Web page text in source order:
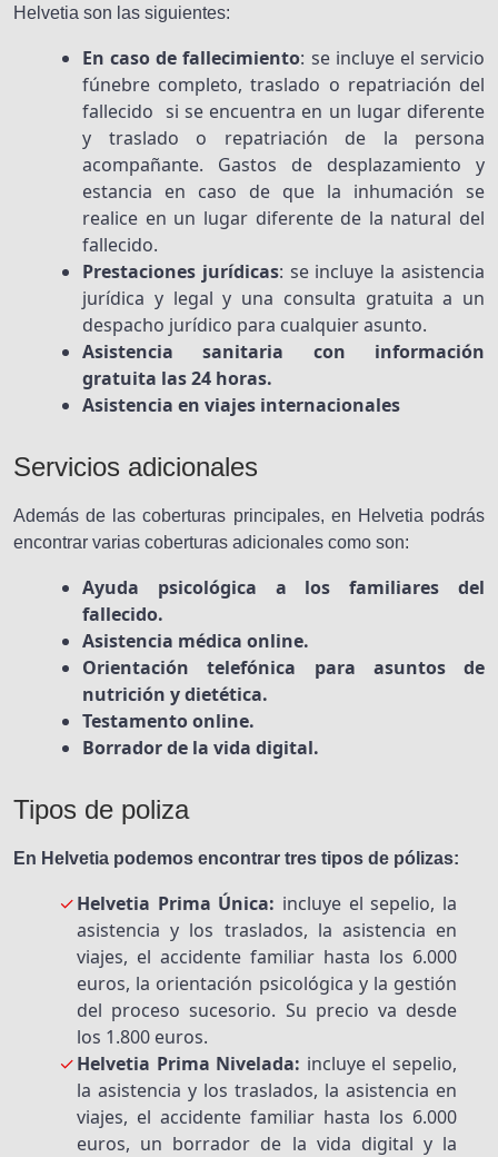
Helvetia son las siguientes:
En caso de fallecimiento: se incluye el servicio
fúnebre completo, traslado o repatriación del
fallecido si se encuentra en un lugar diferente
y traslado o repatriación de la persona
acompañante. Gastos de desplazamiento y
estancia en caso de que la inhumación se
realice en un lugar diferente de la natural del
fallecido.
Prestaciones jurídicas: se incluye la asistencia
jurídica y legal y una consulta gratuita a un
despacho jurídico para cualquier asunto.
Asistencia sanitaria con información
gratuita las 24 horas.
Asistencia en viajes internacionales
Servicios adicionales
Además de las coberturas principales, en Helvetia podrás
encontrar varias coberturas adicionales como son:
Ayuda psicológica a los familiares del
fallecido.
Asistencia médica online.
Orientación telefónica para asuntos de
nutrición y dietética.
Testamento online.
Borrador de la vida digital.
Tipos de poliza
En Helvetia podemos encontrar tres tipos de pólizas:
Helvetia Prima Única: incluye el sepelio, la
asistencia y los traslados, la asistencia en
viajes, el accidente familiar hasta los 6.000
euros, la orientación psicológica y la gestión
del proceso sucesorio. Su precio va desde
los 1.800 euros.
Helvetia Prima Nivelada: incluye el sepelio,
la asistencia y los traslados, la asistencia en
viajes, el accidente familiar hasta los 6.000
euros, un borrador de la vida digital y la